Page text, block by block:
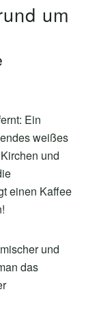
um
Ein
weißes
und
einen Kaffee
und
das